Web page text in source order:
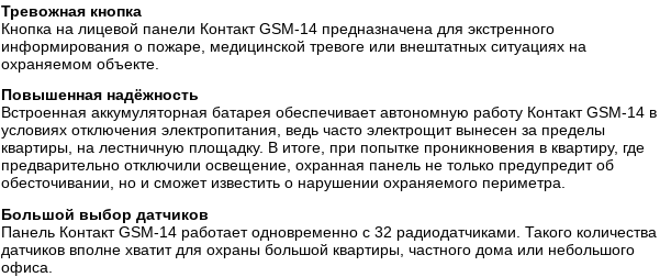
Тревожная кнопка
Кнопка на лицевой панели Контакт GSM-14 предназначена для экстренного
информирования о пожаре, медицинской тревоге или внештатных ситуациях на
охраняемом объекте.
Повышенная надёжность
Встроенная аккумуляторная батарея обеспечивает автономную работу Контакт GSM-14 в
условиях отключения электропитания, ведь часто электрощит вынесен за пределы
квартиры, на лестничную площадку. В итоге, при попытке проникновения в квартиру, где
предварительно отключили освещение, охранная панель не только предупредит об
обесточивании, но и сможет известить о нарушении охраняемого периметра.
Большой выбор датчиков
Панель Контакт GSM-14 работает одновременно с 32 радиодатчиками. Такого количества
датчиков вполне хватит для охраны большой квартиры, частного дома или небольшого
офиса.